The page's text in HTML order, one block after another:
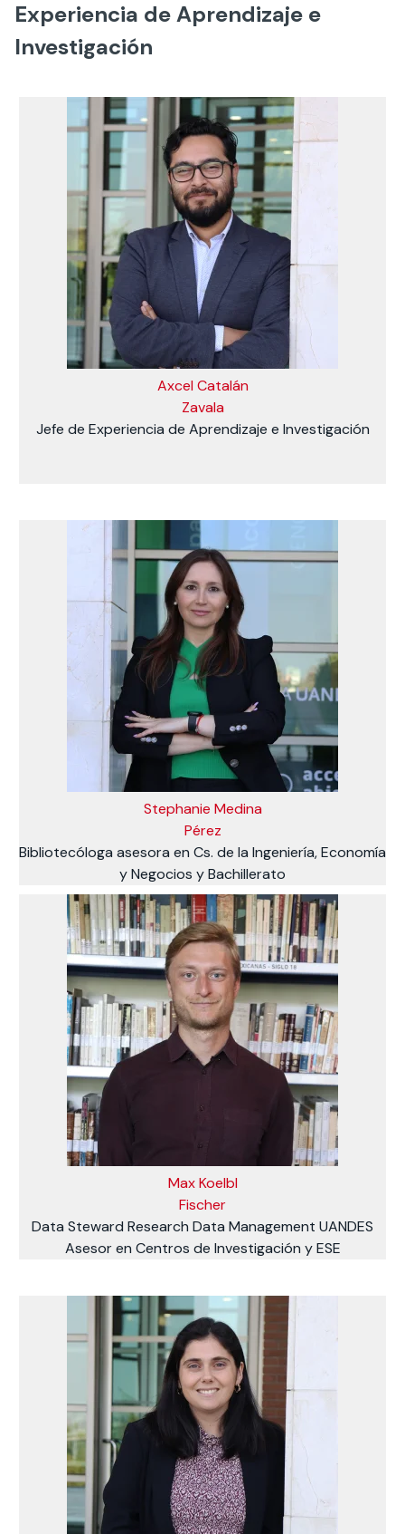
Experiencia de Aprendizaje e
Investigación
Axcel Catalán
Zavala
Jefe de Experiencia de Aprendizaje e Investigación
Stephanie Medina
Pérez
Bibliotecóloga asesora en Cs. de la Ingeniería, Economía
y Negocios y Bachillerato
Max Koelbl
Fischer
Data Steward Research Data Management UANDES
Asesor en Centros de Investigación y ESE